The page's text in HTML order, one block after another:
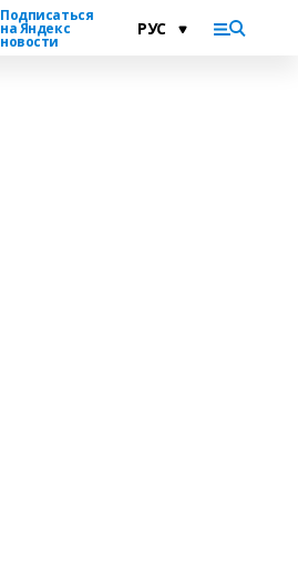
Подписаться
на Яндекс
новости